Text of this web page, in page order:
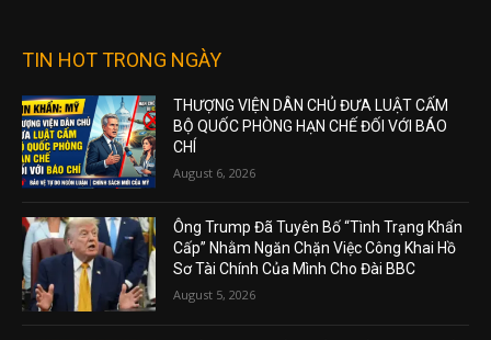
TIN HOT TRONG NGÀY
THƯỢNG VIỆN DÂN CHỦ ĐƯA LUẬT CẤM
BỘ QUỐC PHÒNG HẠN CHẾ ĐỐI VỚI BÁO
CHÍ
August 6, 2026
Ông Trump Đã Tuyên Bố “Tình Trạng Khẩn
Cấp” Nhằm Ngăn Chặn Việc Công Khai Hồ
Sơ Tài Chính Của Mình Cho Đài BBC
August 5, 2026